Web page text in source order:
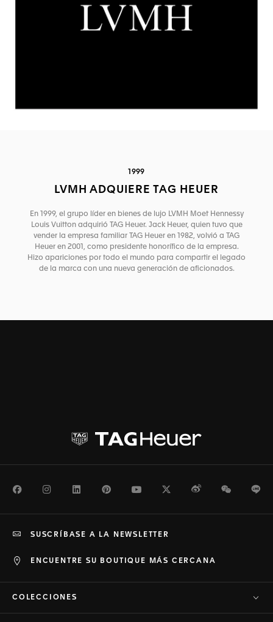
1999
LVMH ADQUIERE TAG HEUER
En 1999, el grupo líder en bienes de lujo LVMH Moet Hennessy
Louis Vuitton adquirió TAG Heuer. Jack Heuer, quien tuvo que
vender la empresa familiar TAG Heuer en 1982, volvió a TAG
Heuer en 2001, como presidente honorífico de la empresa.
Hizo apariciones por todo el mundo para compartir el legado
de la marca con una nueva generación de aficionados.
FacebookInstagramLinkedInPinterestYoutubeTwitterWeiboWeChat
ENCUENTRE SU BOUTIQUE MÁS CERCANA
SUSCRÍBASE A LA NEWSLETTER
COLECCIONES